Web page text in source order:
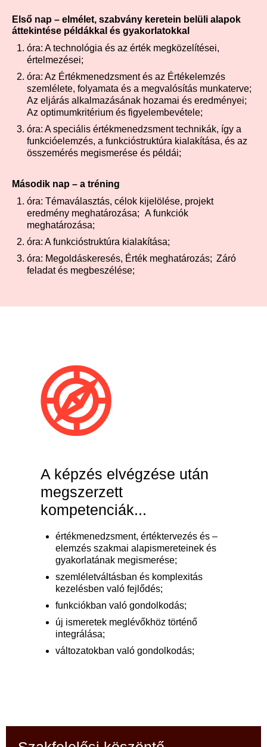
Első nap – elmélet, szabvány keretein belüli alapok
áttekintése példákkal és gyakorlatokkal
óra: A technológia és az érték megközelítései,
értelmezései;
óra: Az Értékmenedzsment és az Értékelemzés
szemlélete, folyamata és a megvalósítás munkaterve;
Az eljárás alkalmazásának hozamai és eredményei;
Az optimumkritérium és figyelembevétele;
óra: A speciális értékmenedzsment technikák, így a
funkcióelemzés, a funkcióstruktúra kialakítása, és az
összemérés megismerése és példái;
Második nap – a tréning
óra: Témaválasztás, célok kijelölése, projekt
eredmény meghatározása; A funkciók
meghatározása;
óra: A funkcióstruktúra kialakítása;
óra: Megoldáskeresés, Érték meghatározás; Záró
feladat és megbeszélése;
A képzés elvégzése után
megszerzett
kompetenciák...
értékmenedzsment, értéktervezés és –
elemzés szakmai alapismereteinek és
gyakorlatának megismerése;
szemléletváltásban és komplexitás
kezelésben való fejlődés;
funkciókban való gondolkodás;
új ismeretek meglévőkhöz történő
integrálása;
változatokban való gondolkodás;